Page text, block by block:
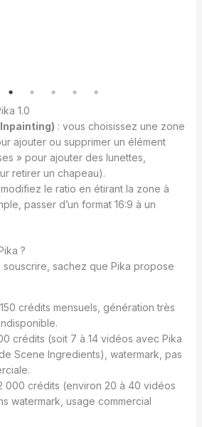
1.0
: vous choisissez une zone
ajouter ou supprimer un élément
» pour ajouter des lunettes,
retirer un chapeau).
modifiez le ratio en étirant la zone à
passer d’un format 16:9 à un
?
sachez que Pika propose
crédits mensuels, génération très
crédits (soit 7 à 14 vidéos avec Pika
Scene Ingredients), watermark, pas
000 crédits (environ 20 à 40 vidéos
watermark, usage commercial